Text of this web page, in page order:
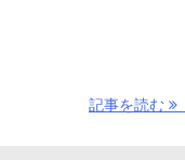
記事を読む